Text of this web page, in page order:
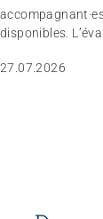
disponibles.
règlement
professionnel,
d’admission
27.07.2026